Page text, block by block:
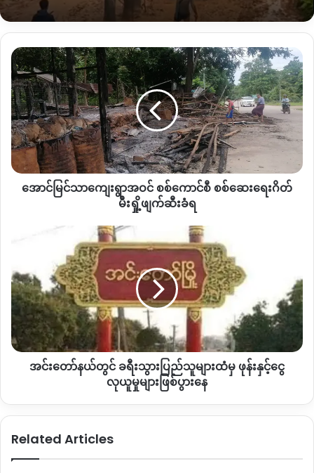
စစ်ဆေးခဲ့ရာ စစ်ကောင်စီတပ် ၂၀ ဦးထက်မနည်းကို မြုပ်နှံထား
သည့် နေရာများကို တွေ့ရှိခဲ့သည်ဟု ဆိုသည်။
ဆယ်ဇင်းတွင်ယနေ့ နေ့လည် ၁၂ နာရီဝန်းကျင်အထိ စစ်ကောင်စီ
တပ် နှင့် KIA တို့ကြား စစ်ရေးတင်းမာမှု ရှိနေသေးသော်လည်း
တိုက်ပွဲ ဖြစ်ပွားမှု မရှိတော့ကြောင်း သိရသည်။
သို့သော်လလည်း ဆယ်ဇင်းနှင့် ချမ်းသာအေးဒေသခံများမှာ တိုက်ပွဲ
ထပ်မံ ပြင်းထန်လာမည်ကို စိုးရိမ်သေးသဖြင့် တာမခန်ဘက်သို့ စစ်
ဘေး ထွက်ပြေးတိမ်း ရှောင်ရန် စီစဉ်နေဆဲဖြစ်သည်ဟု ဆယ်ဇင်း
ဒေသခံ အမျိုးသမီးတစ်ဦးက ယခုလို ပြောဆိုသည်။
တုန်းဟုတ်တယ်။ အခုက ရွာမှာ ဘယ်သူမှ မနေရဲကြတော့ ဘူး။
အားလုံးက တာမခန်ဘက်ကို ရှောင်နေကြဖို့ လုပ်နေတယ်။ ရွာထဲမှာ
လည်း ဗမာစစ်သားတွေ၊ ရှမ်းနီ စစ်သားတွေရှိတယ်။ ကျေးရွာ ၂ ခု
စလုံး ဟုတ်တယ်”ဟု ပြောဆိုသည်။
လက်ရှိ ဆယ်ဇင်း နှင့် ချမ်းသာအေး ကျေးရွာတို့တွင် တပ်စွဲနေထိုင်
နေသော စစ်ကောင်စီတပ်သည် ဇူလိုင်လ ၁၈ ရက်နေ့ စစ်ကိုင်းဘက်
မှ စစ်ကူအဖြစ် တက်လာသော စစ်အင်အား ၂၀၀ ဝန်းကျင်ခန့်ပါ
ရှမ်းနီ SNA တပ်သားများ နှင့် စစ်ကောင်စီတပ်သား တို့ဖြစ်ကြ
ဇင်းသို့ ဆင်းလာသော စစ်အင်အား ၅၀ ဝန်းကျင်ခန့်ပါ စစ်ကောင်စီ
တပ်ဖွဲ့ကို ချမ်းသာအေး ရွာထိပ်တွင် ကချင်လွတ်လပ်ရေးတပ်မတော်
အောင်မြင်
သာ
ကျေးရွာ
အဝင်
စစ်
ကောင်စီ
စစ်ဆေး
ရေး
ဂိတ်
မီးရှို့အောင်မြင်သာကျေးရွာအဝင် စစ်ကောင်စီ စစ်ဆေးရေးဂိတ်
မီးရှို့ဖျက်ဆီးခံရ
တွင်
ခရီးသွား
ပြည်
သူများ
ထံမှ
ဖုန်း
ဖြစ်ပွား
အင်းတော်နယ်တွင် ခရီးသွားပြည်သူများထံမှ ဖုန်းနှင့်ငွေ
လုယူမှုများဖြစ်ပွားနေ
Related Articles